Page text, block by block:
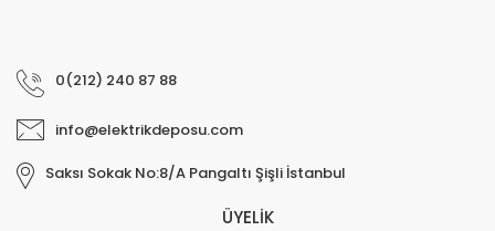
0(212) 240 87 88
info@elektrikdeposu.com
Saksı Sokak No:8/A Pangaltı Şişli İstanbul
ÜYELİK